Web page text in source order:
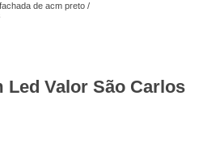
fachada de acm preto
Led Valor São Carlos